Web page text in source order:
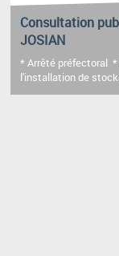
Consultation
JOSIAN
* Arrêté préfectoral *
l'installation de